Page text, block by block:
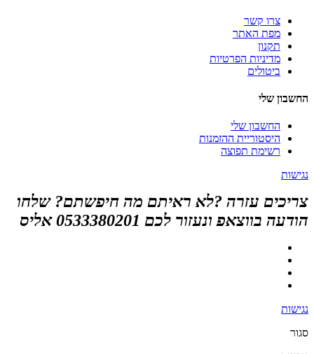
צרו קשר
מפת האתר
תקנון
מדיניות הפרטיות
ביטולים
החשבון שלי
החשבון שלי
היסטוריית ההזמנות
רשימת תפוצה
נגישות
צריכים עזרה ?לא ראיתם מה חיפשתם? שלחו
הודעה בווצאפ ונעזור לכם 0533380201 אליס
נגישות
סגור